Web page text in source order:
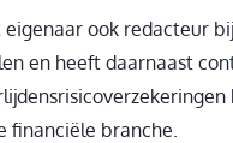
eigenaar ook redacteur
en heeft daarnaast
financiële branche.